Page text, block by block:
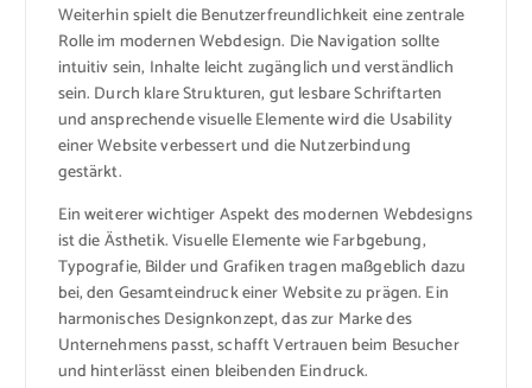
Weiterhin spielt die Benutzerfreundlichkeit eine zentrale
Rolle im modernen Webdesign. Die Navigation sollte
intuitiv sein, Inhalte leicht zugänglich und verständlich
sein. Durch klare Strukturen, gut lesbare Schriftarten
und ansprechende visuelle Elemente wird die Usability
einer Website verbessert und die Nutzerbindung
gestärkt.
Ein weiterer wichtiger Aspekt des modernen Webdesigns
ist die Ästhetik. Visuelle Elemente wie Farbgebung,
Typografie, Bilder und Grafiken tragen maßgeblich dazu
bei, den Gesamteindruck einer Website zu prägen. Ein
harmonisches Designkonzept, das zur Marke des
Unternehmens passt, schafft Vertrauen beim Besucher
und hinterlässt einen bleibenden Eindruck.